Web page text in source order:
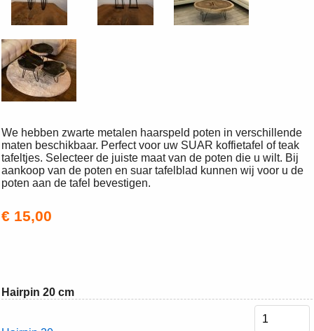
We hebben zwarte metalen haarspeld poten in verschillende
maten beschikbaar. Perfect voor uw SUAR koffietafel of teak
tafeltjes. Selecteer de juiste maat van de poten die u wilt. Bij
aankoop van de poten en suar tafelblad kunnen wij voor u de
poten aan de tafel bevestigen.
€ 15,00
Hairpin 20 cm